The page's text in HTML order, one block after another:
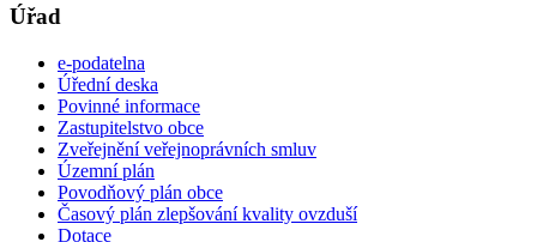
Úřad
e-podatelna
Úřední deska
Povinné informace
Zastupitelstvo obce
Zveřejnění veřejnoprávních smluv
Územní plán
Povodňový plán obce
Časový plán zlepšování kvality ovzduší
Dotace